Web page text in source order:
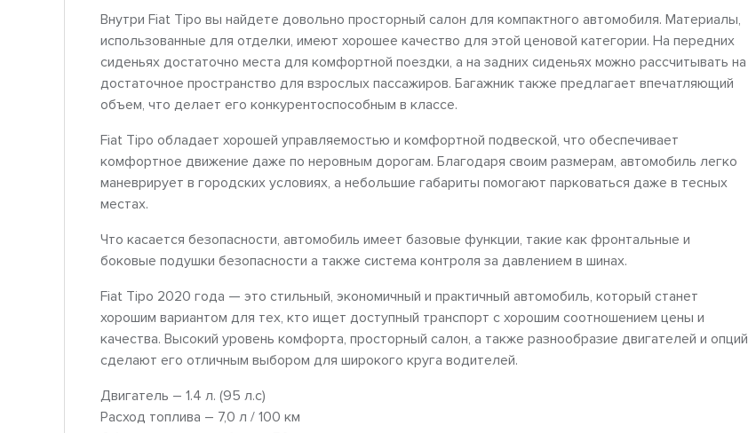
Внутри Fiat Tipo вы найдете довольно просторный салон для компактного автомобиля. Материалы,
использованные для отделки, имеют хорошее качество для этой ценовой категории. На передних
сиденьях достаточно места для комфортной поездки, а на задних сиденьях можно рассчитывать на
достаточное пространство для взрослых пассажиров. Багажник также предлагает впечатляющий
объем, что делает его конкурентоспособным в классе.
Fiat Tipo обладает хорошей управляемостью и комфортной подвеской, что обеспечивает
комфортное движение даже по неровным дорогам. Благодаря своим размерам, автомобиль легко
маневрирует в городских условиях, а небольшие габариты помогают парковаться даже в тесных
местах.
Что касается безопасности, автомобиль имеет базовые функции, такие как фронтальные и
боковые подушки безопасности а также система контроля за давлением в шинах.
Fiat Tipo 2020 года — это стильный, экономичный и практичный автомобиль, который станет
хорошим вариантом для тех, кто ищет доступный транспорт с хорошим соотношением цены и
качества. Высокий уровень комфорта, просторный салон, а также разнообразие двигателей и опций
сделают его отличным выбором для широкого круга водителей.
Двигатель – 1.4 л. (95 л.с)
Расход топлива – 7,0 л / 100 км